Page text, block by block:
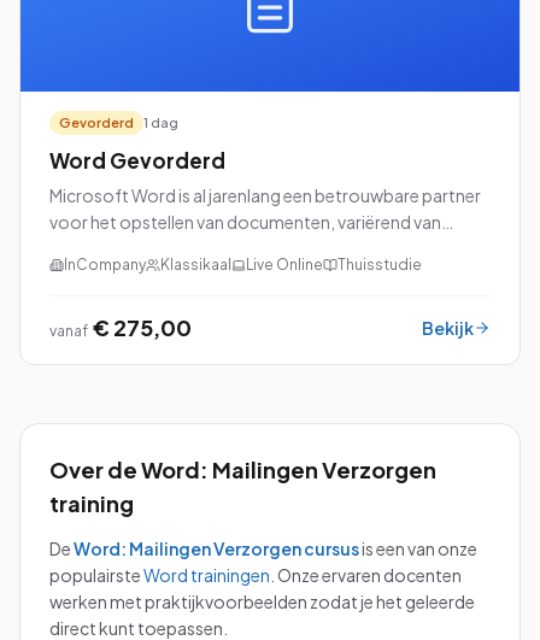
Gevorderd 1 dag
Word Gevorderd
Microsoft Word is al jarenlang een betrouwbare partner
voor het opstellen van documenten, variërend van
professionele cv's. Als je de basisvaardighed...
InCompany Klassikaal Live Online Thuisstudie
vanaf € 275,00 Bekijk
Over deWord: Mailingen Verzorgen
training
DeWord: Mailingen Verzorgencursusis een van onze
populairsteWord trainingen Onze ervaren docenten
werken met praktijkvoorbeelden zodat je het geleerde
direct kunt toepassen.